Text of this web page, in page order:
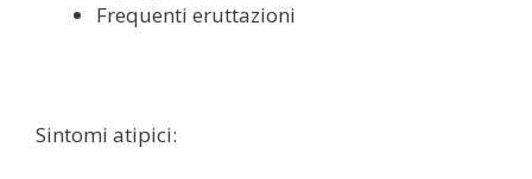
Frequenti eruttazioni
Sintomi atipici: